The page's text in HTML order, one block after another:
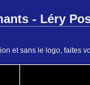
- Léry
et sans le logo, faites